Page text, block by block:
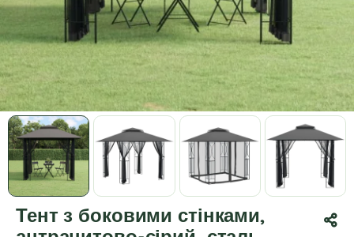
Тент з боковими стінками,